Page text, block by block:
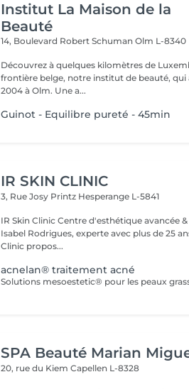
Institut La Maison de la
Beauté
14, Boulevard Robert SchumanOlm L-8340
Découvrez à quelques kilomètres de
frontière belge, notre institut de beauté, qui
2004 à Olm. Une a...
Guinot - Equilibre pureté - 45min
IR SKIN CLINIC
3, Rue Josy Printz Hesperange L-5841
IR Skin Clinic Centre d'esthétique avancée & intégrative Fondé par
Isabel Rodrigues, experte avec plus de 25
Clinic propos...
acnelan® traitement acné
SPA Beauté Marian
20, rue du KiemCapellen L-8328